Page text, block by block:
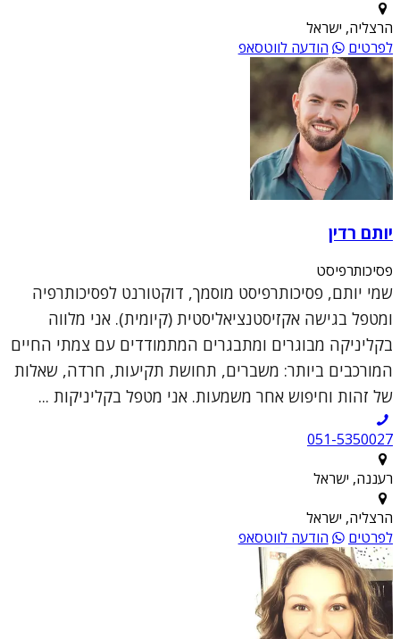
הרצליה, ישראל
לפרטים
הודעה לווטסאפ
יותם רדין
פסיכותרפיסט
שמי יותם, פסיכותרפיסט מוסמך, דוקטורנט לפסיכותרפיה
ומטפל בגישה אקזיסטנציאליסטית (קיומית). אני מלווה
בקליניקה מבוגרים ומתבגרים המתמודדים עם צמתי החיים
המורכבים ביותר: משברים, תחושת תקיעות, חרדה, שאלות
של זהות וחיפוש אחר משמעות. אני מטפל בקליניקות ...
051-5350027
רעננה, ישראל
הרצליה, ישראל
לפרטים
הודעה לווטסאפ